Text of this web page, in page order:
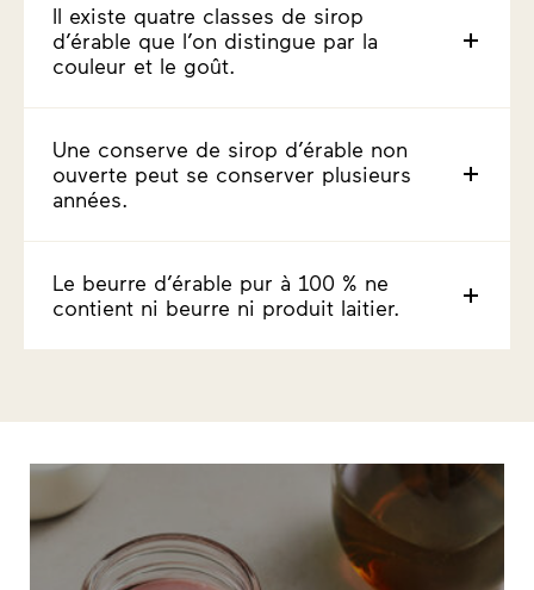
Il existe quatre classes de sirop
d’érable que l’on distingue par la
couleur et le goût.
Une conserve de sirop d’érable non
ouverte peut se conserver plusieurs
années.
Le beurre d’érable pur à 100 % ne
contient ni beurre ni produit laitier.